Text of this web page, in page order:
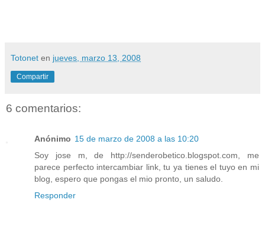
Totonet en jueves, marzo 13, 2008
Compartir
6 comentarios:
Anónimo 15 de marzo de 2008 a las 10:20
Soy jose m, de http://senderobetico.blogspot.com, me
parece perfecto intercambiar link, tu ya tienes el tuyo en mi
blog, espero que pongas el mio pronto, un saludo.
Responder